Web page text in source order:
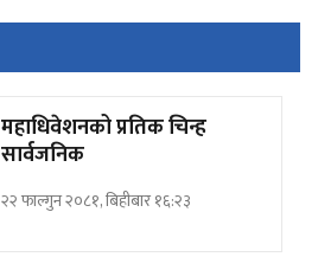
महाधिवेशनको प्रतिक चिन्ह
सार्वजनिक
२२ फाल्गुन २०८१, बिहीबार १६:२३